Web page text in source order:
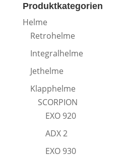
Produktkategorien
Helme
Retrohelme
Integralhelme
Jethelme
Klapphelme
SCORPION
EXO 920
ADX 2
EXO 930